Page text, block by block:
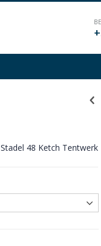
Stadel 48 Ketch Tentwerk